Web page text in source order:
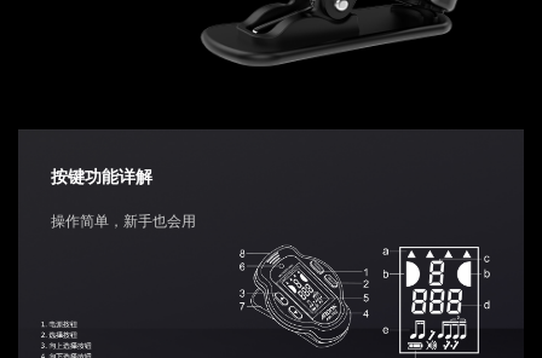
按键功能详解
操作简单，新手也会用